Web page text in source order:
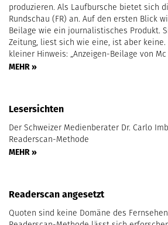
produzieren. Als Laufbursche bietet sich
Rundschau (FR) an. Auf den ersten Blick
Beilage wie ein journalistisches Produkt.
Zeitung, liest sich wie eine, ist aber
kleiner Hinweis: „Anzeigen-Beilage von Mc
MEHR »
Lesersichten
Der Schweizer Medienberater Dr. Carlo
Readerscan-Methode
MEHR »
Readerscan angesetzt
Quoten sind keine Domäne des